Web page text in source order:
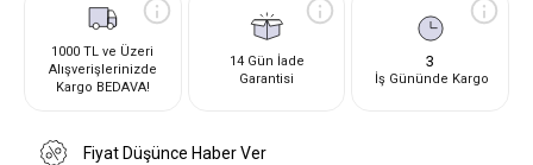
1000 TL ve Üzeri
Alışverişlerinizde
Kargo BEDAVA!
14 Gün İade
Garantisi
3
İş Gününde Kargo
Fiyat Düşünce Haber Ver